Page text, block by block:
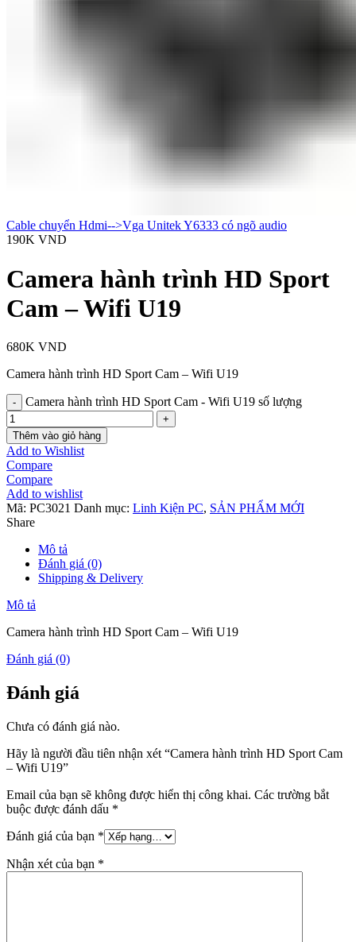
Cable chuyển Hdmi-->Vga Unitek Y6333 có ngõ audio
190K VND
Camera hành trình HD Sport
Cam – Wifi U19
680K VND
Camera hành trình HD Sport Cam – Wifi U19
Camera hành trình HD Sport Cam - Wifi U19 số lượng
Thêm vào giỏ hàng
Add to Wishlist
Compare
Compare
Add to wishlist
Mã: PC3021 Danh mục: Linh Kiện PC, SẢN PHẨM MỚI
Share
Mô tả
Đánh giá (0)
Shipping & Delivery
Mô tả
Camera hành trình HD Sport Cam – Wifi U19
Đánh giá (0)
Đánh giá
Chưa có đánh giá nào.
Hãy là người đầu tiên nhận xét “Camera hành trình HD Sport Cam
– Wifi U19”
Email của bạn sẽ không được hiển thị công khai. Các trường bắt
buộc được đánh dấu *
Đánh giá của bạn *
Nhận xét của bạn *